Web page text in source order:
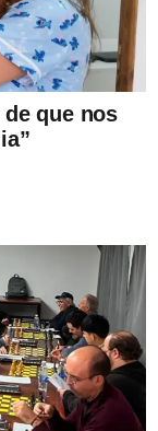
que nos